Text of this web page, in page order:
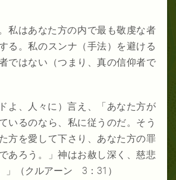
私はあなた方の内で最も敬虔な者
る。私のスンナ（手法）を避ける
ではない（つまり、真の信仰者で
よ、人々に）言え、「あなた方が
いるのなら、私に従うのだ。そう
方を愛して下さり、あなた方の罪
あろう。」神はお赦し深く、慈悲
」（クルアーン 3 ：31 ）